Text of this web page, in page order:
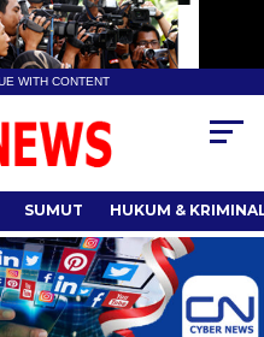
WITH CONTENT
SUMUT HUKUM &